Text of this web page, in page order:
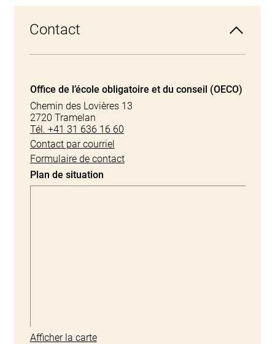
Contact
Office de l’école obligatoire et du conseil (OECO)
Chemin des Lovières 13
2720 Tramelan
Tél. +41 31 636 16 60
Contact par courriel
Formulaire de contact
Plan de situation
Afficher la carte